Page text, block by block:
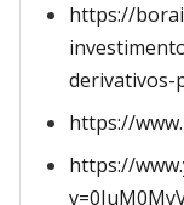
https://
derivativos-
https://
https://